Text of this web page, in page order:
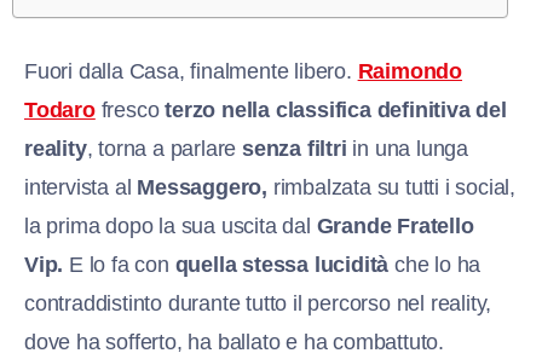
Fuori dalla Casa, finalmente libero. Raimondo
Todarofrescoterzo nella classifica definitiva del
reality, torna a parlaresenza filtri in una lunga
intervista al Messaggero, rimbalzata su tutti i social,
la prima dopo la sua uscita dal Grande Fratello
Vip. E lo fa con quella stessa lucidità che lo ha
contraddistinto durante tutto il percorso nel reality,
dove ha sofferto, ha ballato e ha combattuto.